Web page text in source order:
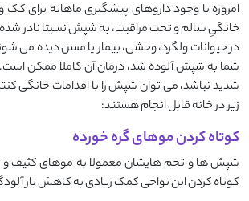
امروزه با وجود داروهای پیشگیری ماهانه برای
خانگیِ سالم و تحت مراقبت، به شپش نسبتا نادر
در حیوانات ولگرد، وحشی، بیمار یا مسن دیده می
شما به شپش آلوده شد، درمان آن کاملا ممکن
شدید نباشد، می ‌توان شپش را با اقدامات خانگی
زیر در خانه قابل انجام هستند:
کوتاه کردن موهای گره خورده
شپش‌ ها و تخم‌ هایشان معمولا به موهای کثیف و
کوتاه کردن این نواحی کمک زیادی به کاهش بار